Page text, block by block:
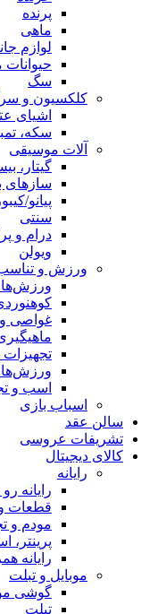
پرنده
ماهی
لوازم
سگ
کلکسیون و
اشیای
سکه،
آلات موسیقی
گیتار،
سازهای
پیانو/
سنتی
درام و
ویولن
ورزش و تناسب
غواصی
اسب و
اسباب‌ بازی
سالن عقد
تشریفات عروسی
کالای دیجیتال
رایانه
رایانه
قطعات و
مودم و
رایانه
موبایل و تبلت
گوشی
تبلت